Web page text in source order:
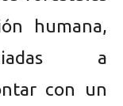
humana,
a
con un